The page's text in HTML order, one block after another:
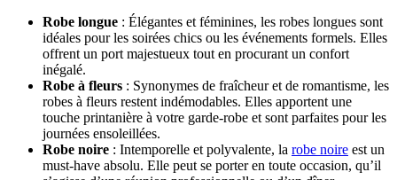
Robe longue : Élégantes et féminines, les robes longues sont
idéales pour les soirées chics ou les événements formels. Elles
offrent un port majestueux tout en procurant un confort
inégalé.
Robe à fleurs : Synonymes de fraîcheur et de romantisme, les
robes à fleurs restent indémodables. Elles apportent une
touche printanière à votre garde-robe et sont parfaites pour les
journées ensoleillées.
Robe noire : Intemporelle et polyvalente, la robe noire est un
must-have absolu. Elle peut se porter en toute occasion, qu’il